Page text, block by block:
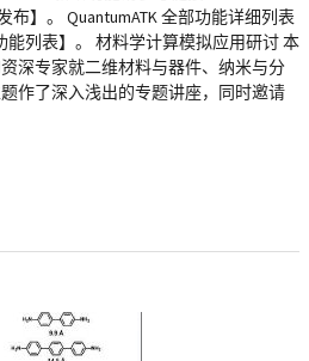
布】。 QuantumATK 全部功能详细列表
能列表】。 材料学计算模拟应用研讨 本
深专家就二维材料与器件、纳米与分
作了深入浅出的专题讲座，同时邀请